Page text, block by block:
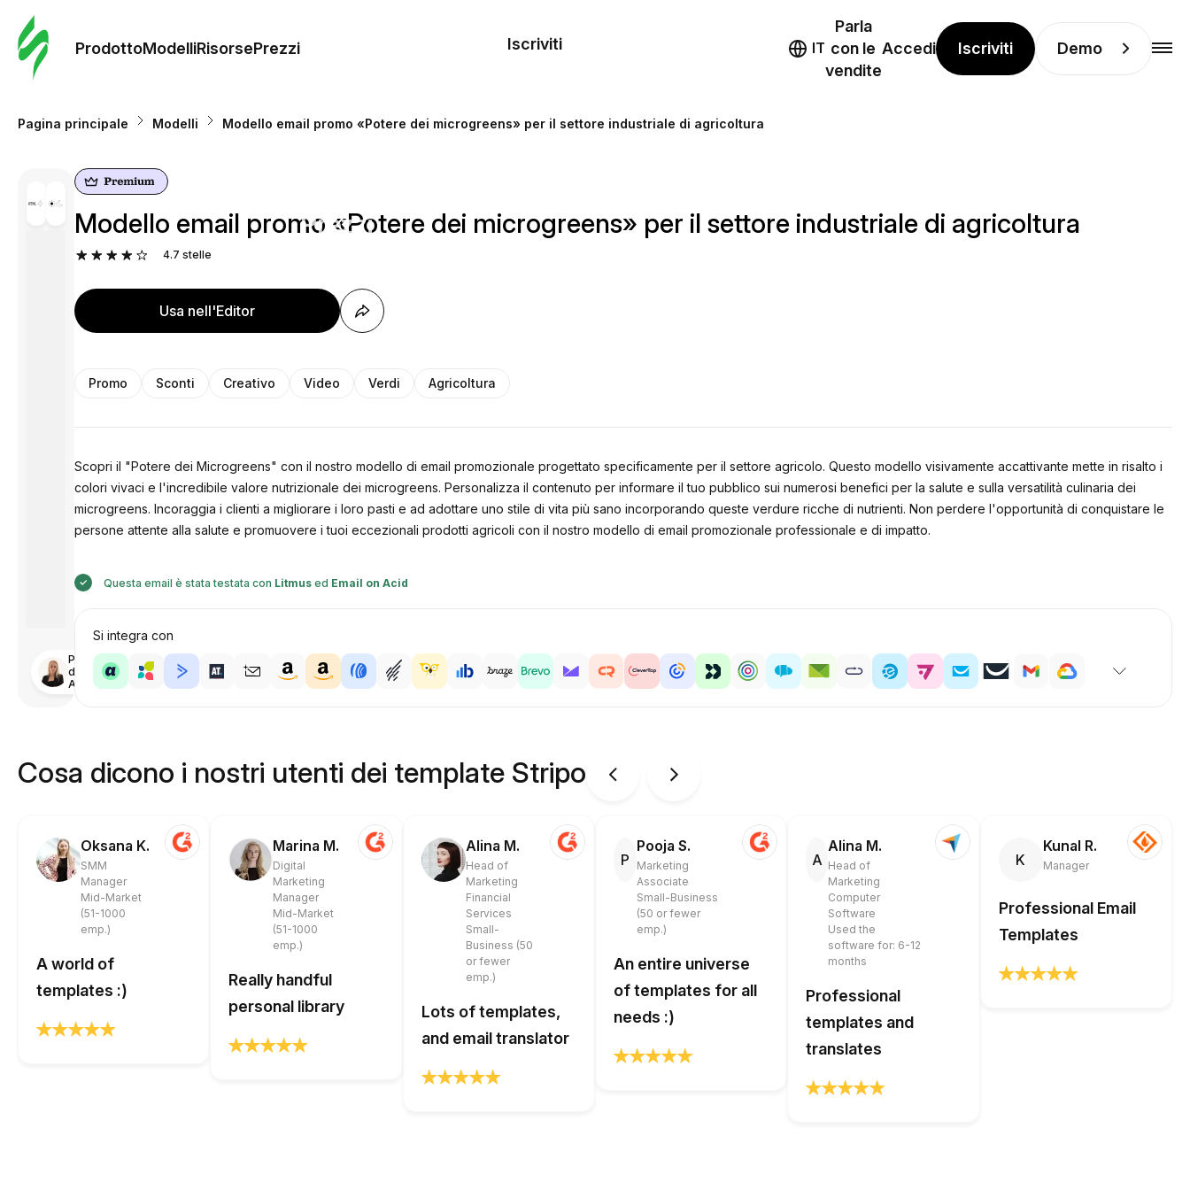
ProdottoModelliRisorsePrezzi
Prezzi
Iscriviti IT
Parla
con le
vendite
Accedi Iscriviti Demo
Pagina principale Modelli Modello email promo «Potere dei microgreens» per il settore industriale di agricoltura
Progettato
da
Anastasiia
Modello email promo «Potere dei microgreens» per il settore industriale di agricoltura
4.7 stelle
Usa nell'Editor
Promo Sconti Creativo Video Verdi Agricoltura
Scopri il "Potere dei Microgreens" con il nostro modello di email promozionale progettato specificamente per il settore agricolo. Questo modello visivamente accattivante mette in risalto i
colori vivaci e l'incredibile valore nutrizionale dei microgreens. Personalizza il contenuto per informare il tuo pubblico sui numerosi benefici per la salute e sulla versatilità culinaria dei
microgreens. Incoraggia i clienti a migliorare i loro pasti e ad adottare uno stile di vita più sano incorporando queste verdure ricche di nutrienti. Non perdere l'opportunità di conquistare le
persone attente alla salute e promuovere i tuoi eccezionali prodotti agricoli con il nostro modello di email promozionale professionale e di impatto.
Questa email è stata testata con Litmus ed Email on Acid
Si integra con
Cosa dicono i nostri utenti dei template Stripo
Oksana K.
SMM
Manager
Mid-Market
(51-1000
emp.)
A world of
templates :)
Marina M.
Digital
Marketing
Manager
Mid-Market
(51-1000
emp.)
Really handful
personal library
Alina M.
Head of
Marketing
Financial
Services
Small-
Business (50
or fewer
emp.)
Lots of templates,
and email translator
P
Pooja S.
Marketing
Associate
Small-Business
(50 or fewer
emp.)
An entire universe
of templates for all
needs :)
A
Alina M.
Head of
Marketing
Computer
Software
Used the
software for: 6-12
months
Professional
templates and
translates
K
Kunal R.
Manager
Professional Email
Templates